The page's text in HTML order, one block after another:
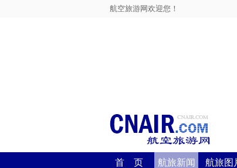
航空旅游网欢迎您！
首 页 航旅新闻 航旅图